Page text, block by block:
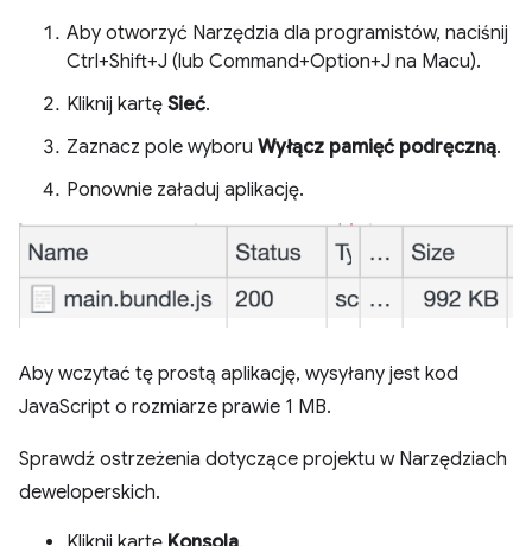
Aby otworzyć Narzędzia dla programistów, naciśnij
Ctrl+Shift+J (lub Command+Option+J na Macu).
Kliknij kartę Sieć.
Zaznacz pole wyboru Wyłącz pamięć podręczną.
Ponownie załaduj aplikację.
Aby wczytać tę prostą aplikację, wysyłany jest kod
JavaScript o rozmiarze prawie 1 MB.
Sprawdź ostrzeżenia dotyczące projektu w Narzędziach
deweloperskich.